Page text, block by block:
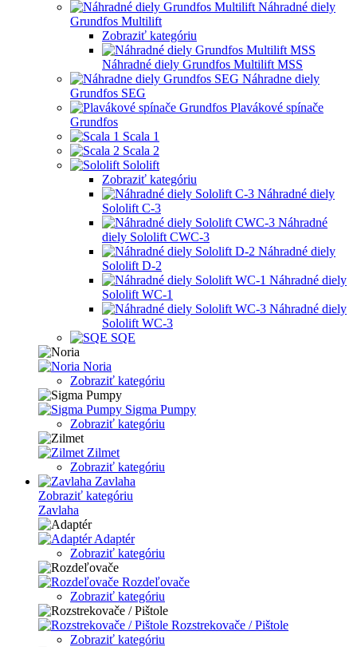
Náhradné diely
Grundfos Multilift
Zobraziť kategóriu
Náhradné diely Grundfos Multilift MSS
Náhradne diely
Grundfos SEG
Plavákové spínače
Grundfos
Scala 1
Scala 2
Sololift
Zobraziť kategóriu
Náhradné diely
Sololift C-3
Náhradné
diely Sololift CWC-3
Náhradné diely
Sololift D-2
Náhradné diely
Sololift WC-1
Náhradné diely
Sololift WC-3
SQE
Noria
Zobraziť kategóriu
Sigma Pumpy
Zobraziť kategóriu
Zilmet
Zobraziť kategóriu
Zavlaha
Zobraziť kategóriu
Zavlaha
Adaptér
Zobraziť kategóriu
Rozdeľovače
Zobraziť kategóriu
Rozstrekovače / Pištole
Zobraziť kategóriu